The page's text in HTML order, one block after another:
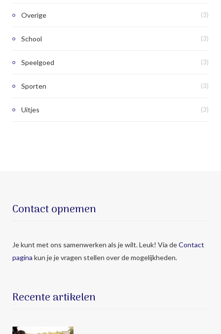
Overige (3)
School (3)
Speelgoed (3)
Sporten (3)
Uitjes (3)
Contact opnemen
Je kunt met ons samenwerken als je wilt. Leuk! Via deContact
pagina kun je je vragen stellen over de mogelijkheden.
Recente artikelen